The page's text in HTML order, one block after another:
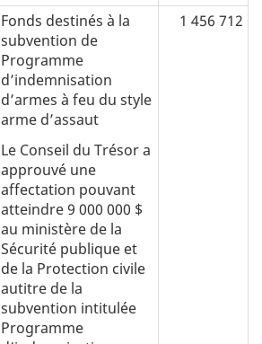
Fonds destinés à la
subvention de
Programme
dʼindemnisation
dʼarmes à feu du style
arme dʼassaut
Le Conseil du Trésor a
approuvé une
affectation pouvant
atteindre 9 000 000 $
au ministère de la
Sécurité publique et
de la Protection civile
autitre de la
subvention intitulée
Programme
1 456 712